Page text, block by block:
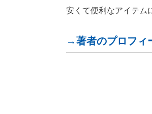
安くて便利なアイテム
→著者のプロフィ